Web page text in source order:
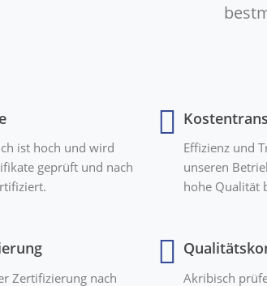
ist hoch und wird
geprüft und nach
Zertifizierung nach
Effizienz und
unseren
hohe Qualität
Akribisch